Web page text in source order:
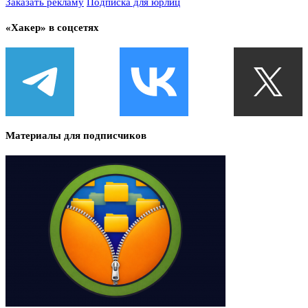
Заказать рекламу Подписка для юрлиц
«Хакер» в соцсетях
Материалы для подписчиков